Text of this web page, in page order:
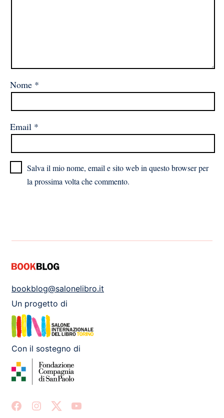
Nome *
Email *
Salva il mio nome, email e sito web in questo browser per
la prossima volta che commento.
bookblog@salonelibro.it
Un progetto di
Con il sostegno di
FacebookInstagram